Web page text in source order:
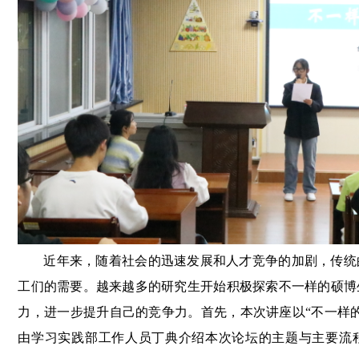
近年来，随着社会的迅速发展和人才竞争的加剧，传
工们的需要。越来越多的研究生开始积极探索不一样的硕
力，进一步提升自己的竞争力。首先，本次讲座以“不一样
由学习实践部工作人员丁典介绍本次论坛的主题与主要流